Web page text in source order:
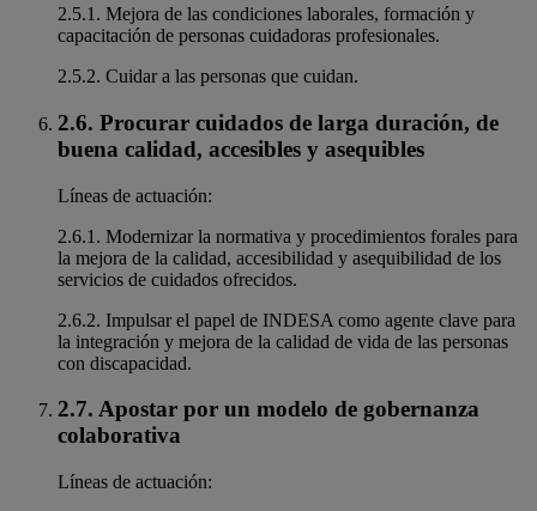
2.5.1. Mejora de las condiciones laborales, formación y
capacitación de personas cuidadoras profesionales.
2.5.2. Cuidar a las personas que cuidan.
2.6. Procurar cuidados de larga duración, de
buena calidad, accesibles y asequibles
Líneas de actuación:
2.6.1. Modernizar la normativa y procedimientos forales para
la mejora de la calidad, accesibilidad y asequibilidad de los
servicios de cuidados ofrecidos.
2.6.2. Impulsar el papel de INDESA como agente clave para
la integración y mejora de la calidad de vida de las personas
con discapacidad.
2.7. Apostar por un modelo de gobernanza
colaborativa
Líneas de actuación: